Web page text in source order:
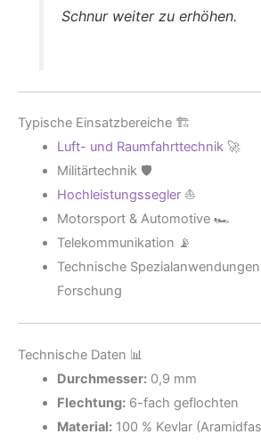
Schnur weiter zu erhöhen.
Typische Einsatzbereiche 🏗️
Luft- und Raumfahrttechnik🚀
Militärtechnik 🛡️
Hochleistungssegler⛵
Motorsport & Automotive 🏎️
Telekommunikation 📡
Technische
Forschung
Technische Daten 📊
Durchmesser:0,9 mm
Flechtung:6-fach geflochten
Material:100 % Kevlar